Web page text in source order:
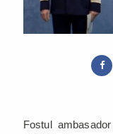
Fostul